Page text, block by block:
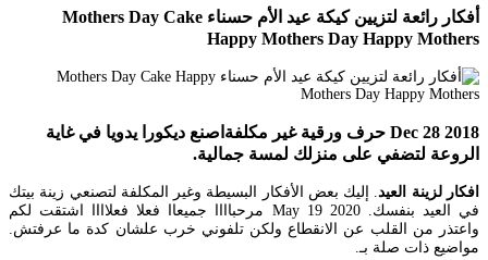
أفكار رائعة لتزيين كيكة عيد الأم حسناء Mothers Day Cake
Happy Mothers Day Happy Mothers
Dec 28 2018 حرف ورقية غير مكلفةاصنع ديكورا يدويا في غاية
الروعة لتضفي على منزلك لمسة جمالية.
افكار لزينة العيد. إليك بعض الأفكار البسيطة وغير المكلفة لتصنعي زينة بيتك
في العيد بنفسك. May 19 2020 مرحباااا جميعاا فعلا فعلاااا اشتقت لكم
واعتذر من القلب عن الانقطاع ولكن تلفوني خرب علشان كدة ما عرفتش.
مواضيع ذات صلة بـ.